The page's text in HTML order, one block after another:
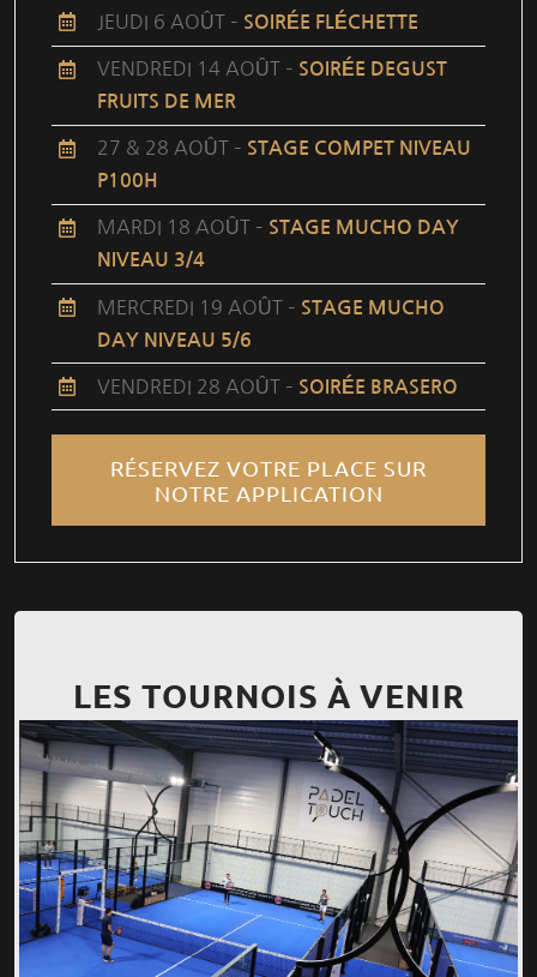
JEUDI 6 AOÛT – SOIRÉE FLÉCHETTE
VENDREDI 14 AOÛT – SOIRÉE DEGUST
FRUITS DE MER
27 & 28 AOÛT – STAGE COMPET NIVEAU
P100H
MARDI 18 AOÛT – STAGE MUCHO DAY
NIVEAU 3/4
MERCREDI 19 AOÛT – STAGE MUCHO
DAY NIVEAU 5/6
VENDREDI 28 AOÛT – SOIRÉE BRASERO
RÉSERVEZ VOTRE PLACE SUR
NOTRE APPLICATION
LES TOURNOIS À VENIR